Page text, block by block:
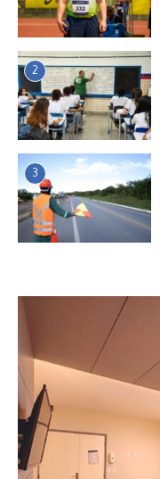
2
3